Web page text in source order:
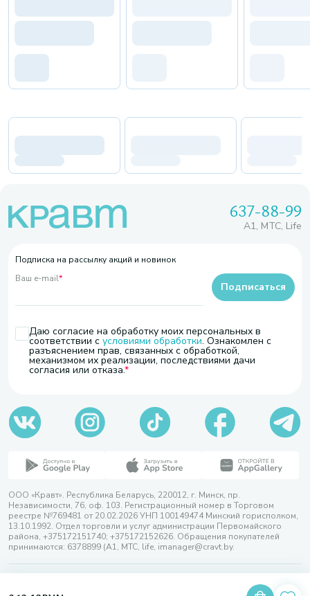
637-88-99
A1, МТС, Life
Подписка на рассылку акций и новинок
Ваш e-mail*
Даю согласие на обработку моих персональных в
соответствии с условиями обработки. Ознакомлен с
разъяснением прав, связанных с обработкой,
механизмом их реализации, последствиями дачи
согласия или отказа.
Подписаться
ООО «Кравт». Республика Беларусь, 220012, г. Минск, пр.
Независимости, 76, оф. 103. Регистрационный номер в Торговом
реестре №769481 от 20.02.2026 УНП 100149474 Минский горисполком,
13.10.1992. Отдел торговли и услуг администрации Первомайского
района, +375172151740; +375172152626. Обращения покупателей
принимаются: 6378899 (А1, МТС, life, imanager@cravt.by.